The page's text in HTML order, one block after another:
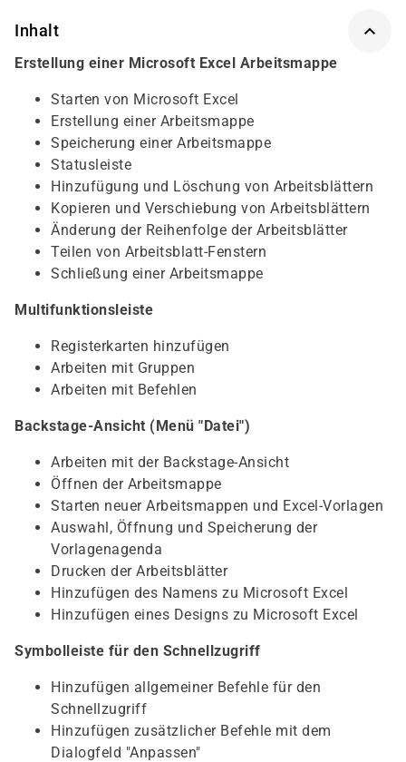
Inhalt
Erstellung einer Microsoft Excel Arbeitsmappe
Starten von Microsoft Excel
Erstellung einer Arbeitsmappe
Speicherung einer Arbeitsmappe
Statusleiste
Hinzufügung und Löschung von Arbeitsblättern
Kopieren und Verschiebung von Arbeitsblättern
Änderung der Reihenfolge der Arbeitsblätter
Teilen von Arbeitsblatt-Fenstern
Schließung einer Arbeitsmappe
Multifunktionsleiste
Registerkarten hinzufügen
Arbeiten mit Gruppen
Arbeiten mit Befehlen
Backstage-Ansicht (Menü "Datei")
Arbeiten mit der Backstage-Ansicht
Öffnen der Arbeitsmappe
Starten neuer Arbeitsmappen und Excel-Vorlagen
Auswahl, Öffnung und Speicherung der
Vorlagenagenda
Drucken der Arbeitsblätter
Hinzufügen des Namens zu Microsoft Excel
Hinzufügen eines Designs zu Microsoft Excel
Symbolleiste für den Schnellzugriff
Hinzufügen allgemeiner Befehle für den
Schnellzugriff
Hinzufügen zusätzlicher Befehle mit dem
Dialogfeld "Anpassen"